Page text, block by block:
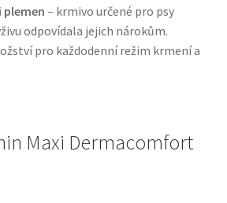
– krmivo určené pro psy
odpovídala jejich nárokům.
pro každodenní režim krmení a
Maxi Dermacomfort